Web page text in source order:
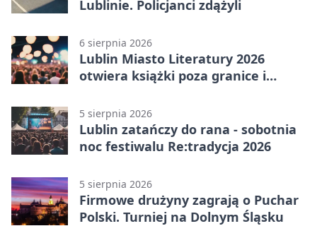
Lublinie. Policjanci zdążyli
6 sierpnia 2026
Lublin Miasto Literatury 2026
otwiera książki poza granice i
5 sierpnia 2026
Lublin zatańczy do rana - sobotnia
noc festiwalu Re:tradycja 2026
5 sierpnia 2026
Firmowe drużyny zagrają o Puchar
Polski. Turniej na Dolnym Śląsku